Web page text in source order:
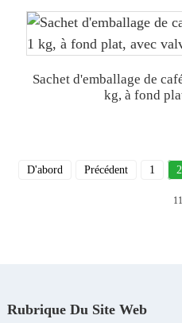
Sachet d'emballage de
kg, à fond
D'abord Précédent 1 2
11
Rubrique Du Site Web